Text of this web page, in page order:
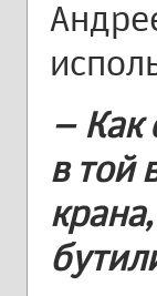
– Как
в той